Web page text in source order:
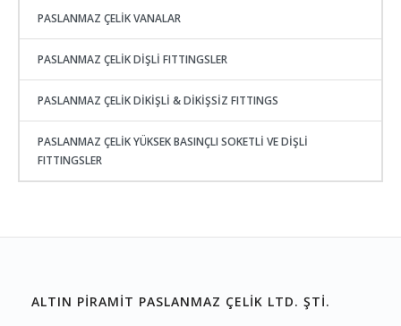
PASLANMAZ ÇELİK VANALAR
PASLANMAZ ÇELİK DİŞLİ FITTINGSLER
PASLANMAZ ÇELİK DİKİŞLİ & DİKİŞSİZ FITTINGS
PASLANMAZ ÇELİK YÜKSEK BASINÇLI SOKETLİ VE DİŞLİ
FITTINGSLER
ALTIN PİRAMİT PASLANMAZ ÇELİK LTD. ŞTİ.